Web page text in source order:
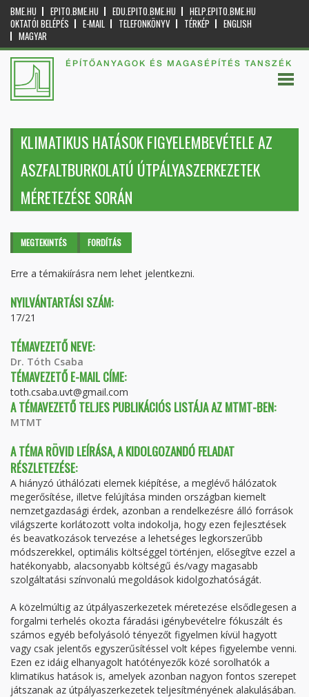
BME.HU EPITO.BME.HU EDU.EPITO.BME.HU
HELP.EPITO.BME.HU
OKTATÓI BELÉPÉS
E-MAIL TELEFONKÖNYV TÉRKÉP
ENGLISH
MAGYAR
ÉPÍTŐANYAGOK ÉS MAGASÉPÍTÉS TANSZÉK
KLIMATIKUS HATÁSOK FIGYELEMBEVÉTELE AZ
ASZFALTBURKOLATÚ ÚTPÁLYASZERKEZETEK
MÉRETEZÉSE SORÁN
Elsődleges fülek
MEGTEKINTÉS (AKTÍVFORDÍTÁS
Erre a témakiírásra nem lehet jelentkezni.
NYILVÁNTARTÁSI SZÁM:
17/21
TÉMAVEZETŐ NEVE:
Dr. Tóth Csaba
TÉMAVEZETŐ E-MAIL CÍME:
toth.csaba.uvt@gmail.com
A TÉMAVEZETŐ TELJES PUBLIKÁCIÓS LISTÁJA AZ MTMT-BEN:
MTMT
A TÉMA RÖVID LEÍRÁSA, A KIDOLGOZANDÓ FELADAT
RÉSZLETEZÉSE:
A hiányzó úthálózati elemek kiépítése, a meglévő hálózatok
megerősítése, illetve felújítása minden országban kiemelt
nemzetgazdasági érdek, azonban a rendelkezésre álló források
világszerte korlátozott volta indokolja, hogy ezen fejlesztések
és beavatkozások tervezése a lehetséges legkorszerűbb
módszerekkel, optimális költséggel történjen, elősegítve ezzel a
hatékonyabb, alacsonyabb költségű és/vagy magasabb
szolgáltatási színvonalú megoldások kidolgozhatóságát.
A közelmúltig az útpályaszerkezetek méretezése elsődlegesen a
forgalmi terhelés okozta fáradási igénybevételre fókuszált és
számos egyéb befolyásoló tényezőt figyelmen kívül hagyott
vagy csak jelentős egyszerűsítéssel volt képes figyelembe venni.
Ezen ez idáig elhanyagolt hatótényezők közé sorolhatók a
klimatikus hatások is, amelyek azonban nagyon fontos szerepet
játszanak az útpályaszerkezetek teljesítményének alakulásában.